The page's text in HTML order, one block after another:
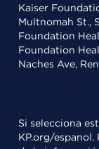
Kaiser
Multnomah St.,
Foundation
Foundation
Naches Ave,
Si selecciona
KP.org/espanol.